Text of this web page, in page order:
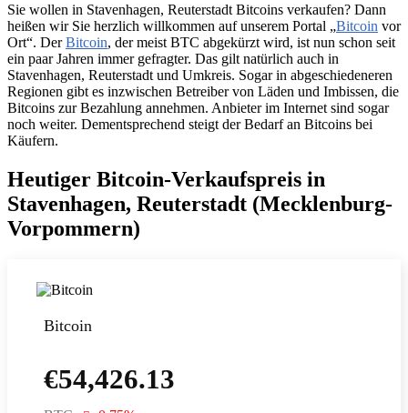
Sie wollen in Stavenhagen, Reuterstadt Bitcoins verkaufen? Dann
heißen wir Sie herzlich willkommen auf unserem Portal „Bitcoin vor
Ort“. DerBitcoin, der meist BTC abgekürzt wird, ist nun schon seit
ein paar Jahren immer gefragter. Das gilt natürlich auch in
Stavenhagen, Reuterstadt und Umkreis. Sogar in abgeschiedeneren
Regionen gibt es inzwischen Betreiber von Läden und Imbissen, die
Bitcoins zur Bezahlung annehmen. Anbieter im Internet sind sogar
noch weiter. Dementsprechend steigt der Bedarf an Bitcoins bei
Käufern.
Heutiger Bitcoin-Verkaufspreis in
Stavenhagen, Reuterstadt (Mecklenburg-
Vorpommern)
Bitcoin
€54,426.13